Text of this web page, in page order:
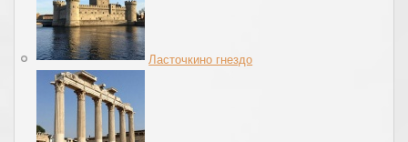
Ласточкино гнездо